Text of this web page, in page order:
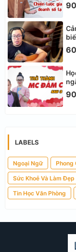
LABELS
Ngoại Ngữ Phong
Sức Khoẻ Và Làm Đẹp
Tin Học Văn Phòng